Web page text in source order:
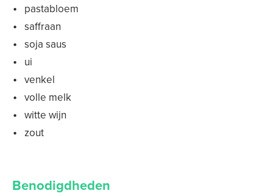
pastabloem
saffraan
soja saus
ui
venkel
volle melk
witte wijn
zout
Benodigdheden